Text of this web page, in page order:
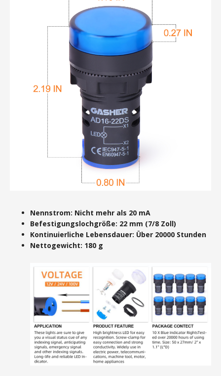
Nennstrom: Nicht mehr als 20 mA
Befestigungslochgröße: 22 mm (7/8 Zoll)
Kontinuierliche Lebensdauer: Über 20000 Stunden
Nettogewicht: 180 g